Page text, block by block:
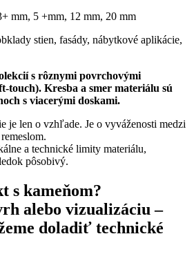
mm, 5 +mm, 12 mm, 20 mm
stien, fasády, nábytkové aplikácie,
s rôznymi povrchovými
touch). Kresba a smer materiálu sú
s viacerými doskami.
je len o vzhľade. Je o vyváženosti medzi
a technické limity materiálu,
pôsobivý.
s kameňom?
alebo vizualizáciu –
doladiť technické